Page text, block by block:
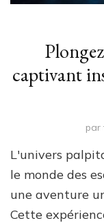
captivant
par
L'univers
le monde des
une aventure
Cette